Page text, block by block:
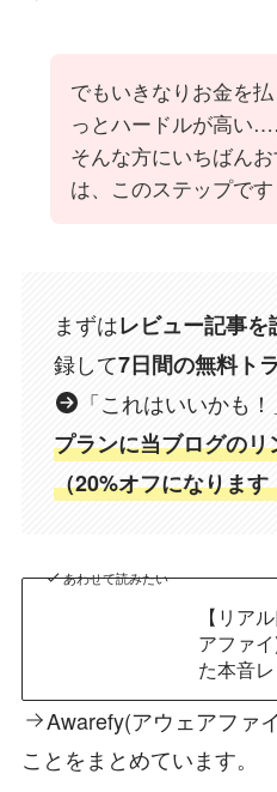
でもいきなりお金を
っとハードルが高い
そんな方にいちばん
は、このステップです
まずはレビュー記事を
録して7日間の無料ト
「これはいいかも
プランに当ブログの
（20%オフになります
あわせて読みたい
【リア
アファ
た本音
Awarefy(アウェアファ
ことをまとめています。